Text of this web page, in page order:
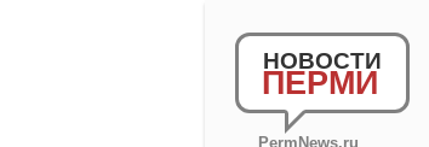
НОВОСТИ
ПЕРМИ
PermNews.ru